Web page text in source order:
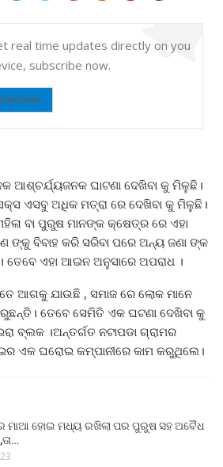
real time updates directly on you
subscribe now.
ଆଶ୍ଚର୍ଯ୍ୟଜନକ ଘାଟଣା ଦେଖିବା କୁ ମିଳୁଛି।
ଏସବୁ ଅଧିକ ମତ୍ରା ରେ ଦେଖିବା କୁ ମିଳୁଛି।
ବା ପୁରୁଷ ମାନଙ୍କ କ୍ଷେତ୍ର ରେ ଏହା
ଙ୍କୁ ବିବାହ କରି ସରିବା ପରେ ଅନ୍ୟ ଜଣା ଙ୍କ
ଏହା ଆଇନ ଅନୁସାରେ ଅପରାଧ ।
ଆଗକୁ ଯାଉଛି , ସମାଜ ରେ ଲୋକ ମାନେ
ତେବେ ସେମିତି ଏକ ଘଟଣା ଦେଖିବା କୁ
ବ୍ଲକ ।ଅନ୍ତର୍ଗତ ନଟାପଡା ଗ୍ରାମର
ଏକ ଘରୋଇ କମ୍ପାନୀରେ କାମ କରୁଥିଲେ।
ମାଆ ହୋଇ ମଧ୍ୟ ରଖିଲା ପର ପୁରୁଷ ସହ ଅବୈଧ